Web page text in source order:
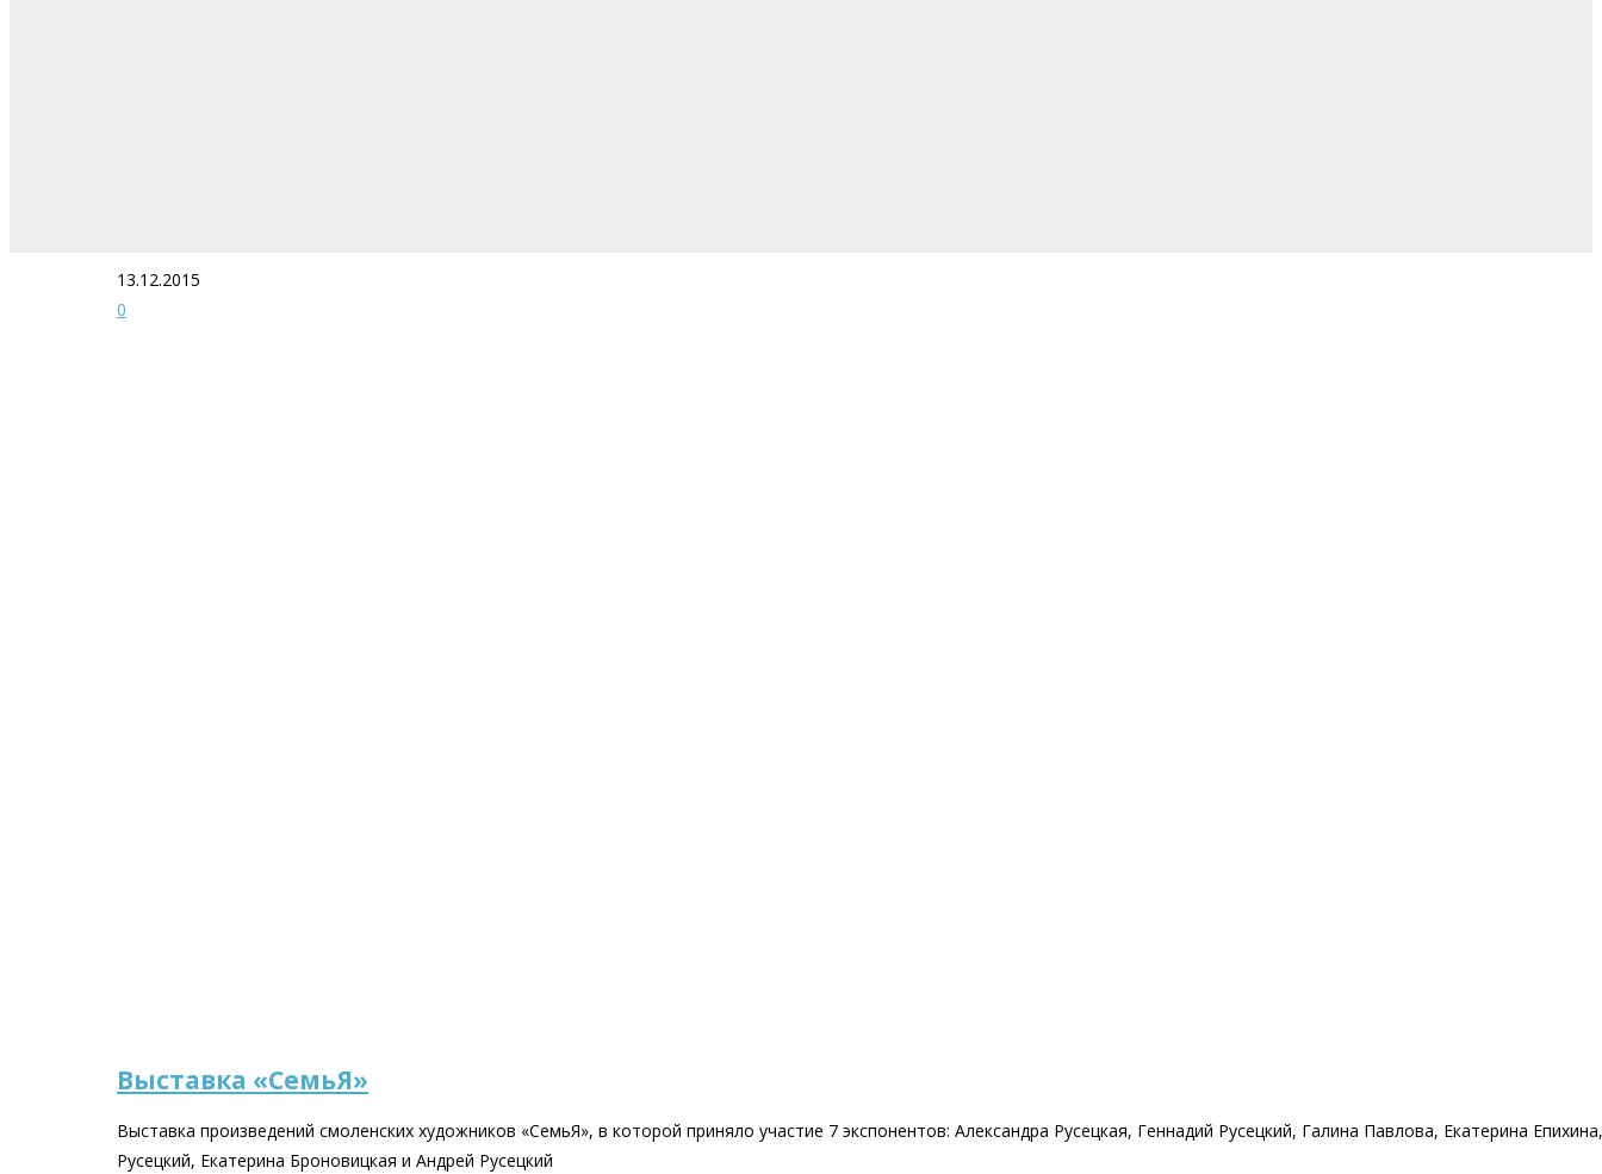
13.12.2015
0
Выставка «СемьЯ»
Выставка произведений смоленских художников «СемьЯ», в которой приняло участие 7 экспонентов: Александра Русецкая, Геннадий Русецкий, Галина Павлова, Екатерина
Русецкий, Екатерина Броновицкая и Андрей Русецкий